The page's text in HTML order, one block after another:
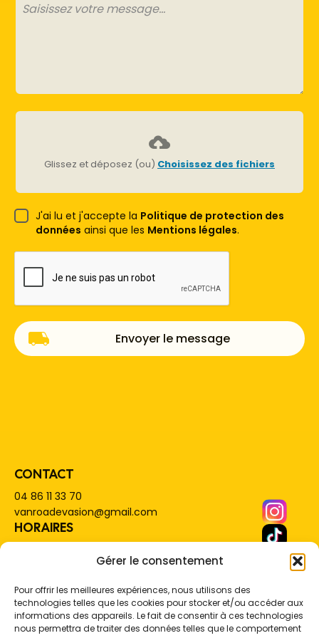
Gérer le consentement
Pour offrir les meilleures expériences, nous utilisons des
technologies telles que les cookies pour stocker et/ou accéder aux
informations des appareils. Le fait de consentir à ces technologies
nous permettra de traiter des données telles que le comportement
Glissez et déposez (ou) Choisissez des fichiers
J'ai lu et j'accepte la Politique de protection des
données ainsi que les Mentions légales.
Envoyer le message
CONTACT
04 86 11 33 70
vanroadevasion@gmail.com
HORAIRES
samedi : sur rendez-vous
1091 route de Grenoble
38530 Pontcharra